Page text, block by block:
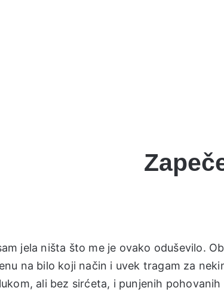
jela ništa što me je ovako oduševilo.
na bilo koji način i uvek tragam za
ali bez sirćeta, i punjenih